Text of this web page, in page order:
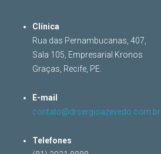
Clínica
Rua das Pernambucanas, 407,
Sala 105, Empresarial Kronos
Graças, Recife, PE.
E-mail
contato@drsergioazevedo.com.br
Telefones